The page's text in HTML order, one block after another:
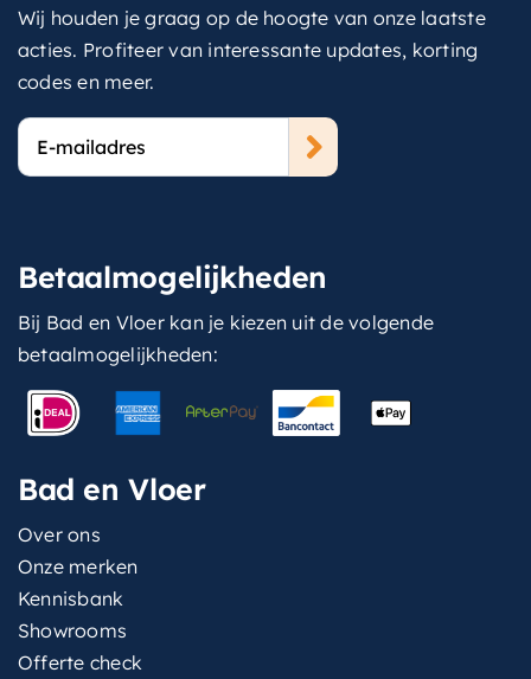
Wij houden je graag op de hoogte van onze laatste
acties. Profiteer van interessante updates, korting
codes en meer.
E-
mailadres
Betaalmogelijkheden
Bij Bad en Vloer kan je kiezen uit de volgende
betaalmogelijkheden:
Bad en Vloer
Over ons
Onze merken
Kennisbank
Showrooms
Offerte check